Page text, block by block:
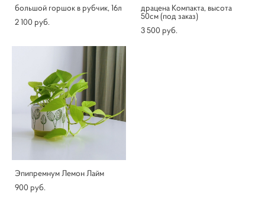
большой горшок в рубчик, 16л
2 100 pуб.
драцена Компакта, высота
50см (под заказ)
3 500 pуб.
Эпипремнум Лемон Лайм
900 pуб.